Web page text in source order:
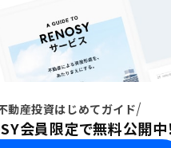
動産投資はじめてガイド
会員限定で無料公開中